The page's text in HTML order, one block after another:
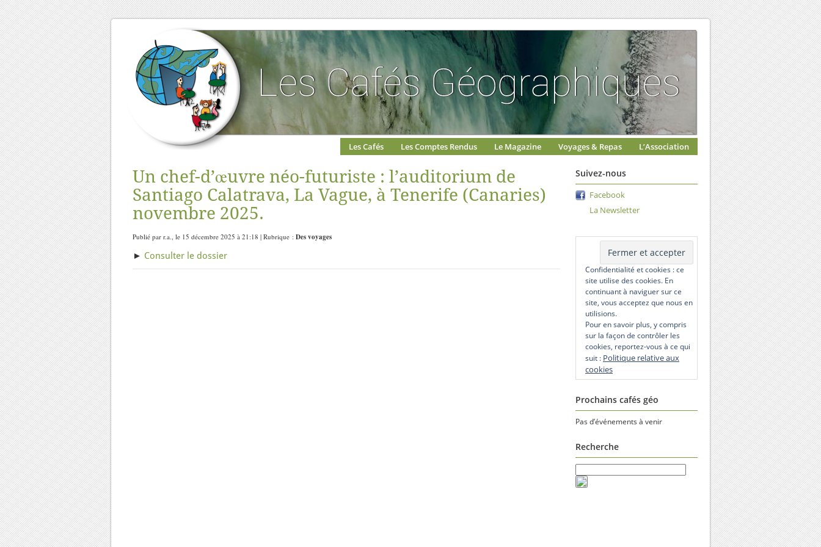
Les Cafés Les Comptes Rendus Le Magazine Voyages & Repas L’Association
Un chef-d’œuvre néo-futuriste : l’auditorium de
Santiago Calatrava, La Vague, à Tenerife (Canaries)
novembre 2025.
Publié par r.a., le 15 décembre 2025 à 21:18 | Rubrique : Des voyages
► Consulter le dossier
Suivez-nous
Facebook
La Newsletter
Confidentialité et cookies : ce
site utilise des cookies. En
continuant à naviguer sur ce
site, vous acceptez que nous en
utilisions.
Pour en savoir plus, y compris
sur la façon de contrôler les
cookies, reportez-vous à ce qui
suit : Politique relative aux
cookies
Prochains cafés géo
Pas d’événements à venir
Recherche